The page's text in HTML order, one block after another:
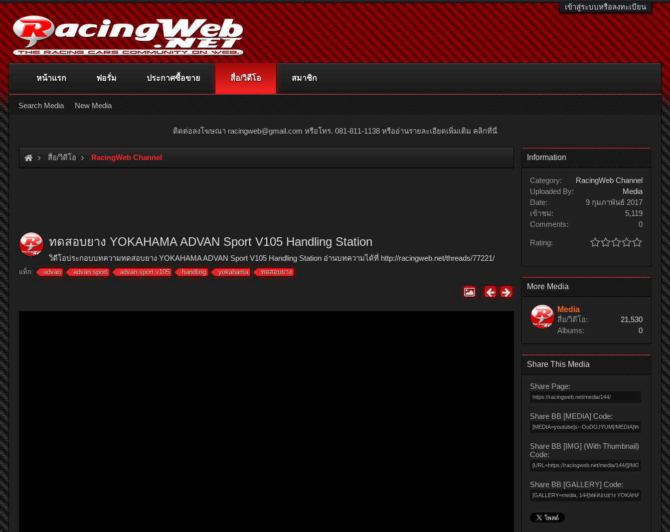
เข้าสู่ระบบหรือลงทะเบียน
ติดต่อลงโฆษณา racingweb@gmail.com หรือโทร. 081-811-1138 หรืออ่านรายละเอียดเพิ่มเติม คลิกที่นี่
สื่อ/วิดีโอ RacingWeb Channel
ทดสอบยาง YOKAHAMA ADVAN Sport V105 Handling Station
วิดีโอประกอบบทความทดสอบยาง YOKAHAMA ADVAN Sport V105 Handling Station อ่านบทความได้ที่ http://racingweb.net/threads/77221/
แท็ก: advan advan sport advan sport v105 handling yokahama ทดสอบยาง
Information
Category:
RacingWeb Channel
Uploaded By:
Media
Date:
9 กุมภาพันธ์ 2017
เข้าชม:
5,119
Comments:
0
Rating:
More Media
Media
สื่อ/วิดีโอ:
21,530
Albums:
0
Share This Media
Share Page:
Share BB [MEDIA] Code:
Share BB [IMG] (With Thumbnail)
Code:
Share BB [GALLERY] Code:
หน้าแรก ฟอรั่ม ประกาศซื้อขาย สื่อ/วิดีโอ
Search Media New Media
สมาชิก